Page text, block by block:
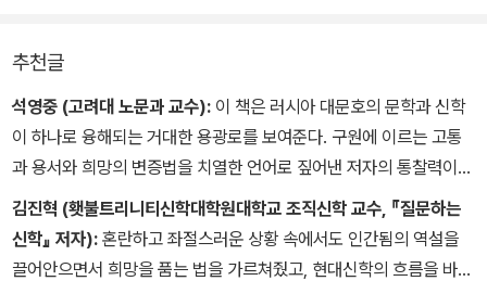
추천글
석영중 (고려대 노문과 교수): 이 책은 러시아 대문호의 문학과 신학
이 하나로 융해되는 거대한 용광로를 보여준다. 구원에 이르는 고통
과 용서와 희망의 변증법을 치열한 언어로 짚어낸 저자의 통찰력이
놀랍다. ‘신의 감각’에 다가선 인간의 모습을 간접적으로나마 그려볼
수 있는 것은 이 책의 독자만이 누릴 수 있는 축복이다. 원전의 깊이에
번역자의 깊이가 더해진 이 우아한 번역본에 경의를 표한다.
김진혁 (횃불트리니티신학대학원대학교 조직신학 교수, 『질문하는
신학』 저자): 혼란하고 좌절스러운 상황 속에서도 인간됨의 역설을
끌어안으면서 희망을 품는 법을 가르쳐줬고, 현대신학의 흐름을 바꾸